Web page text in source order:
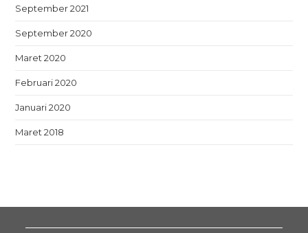
September 2021
September 2020
Maret 2020
Februari 2020
Januari 2020
Maret 2018